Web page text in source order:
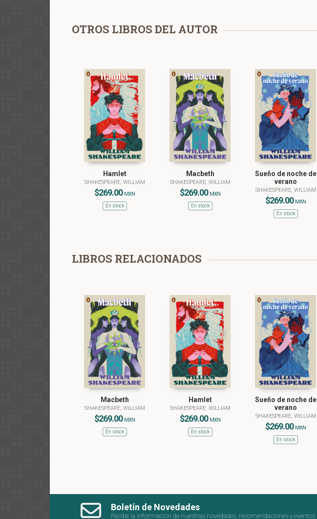
OTROS LIBROS DEL AUTOR
Hamlet
SHAKESPEARE, WILLIAM
$269.00 MXN
En stock
Macbeth
SHAKESPEARE, WILLIAM
$269.00 MXN
En stock
Sueño de noche de
verano
SHAKESPEARE, WILLIAM
$269.00 MXN
En stock
LIBROS RELACIONADOS
Macbeth
SHAKESPEARE, WILLIAM
$269.00 MXN
En stock
Hamlet
SHAKESPEARE, WILLIAM
$269.00 MXN
En stock
Sueño de noche de
verano
SHAKESPEARE, WILLIAM
$269.00 MXN
En stock
Boletín de Novedades
Recibe la información de nuestras novedades, recomendaciones y eventos.